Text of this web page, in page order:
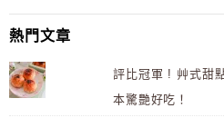
熱門文章
評比冠軍 ! 艸式甜
本驚艷好吃！